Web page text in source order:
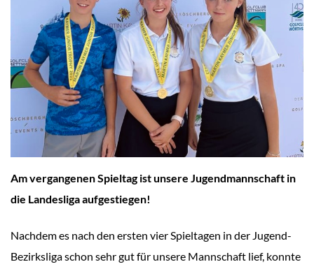
Am vergangenen Spieltag ist unsere Jugendmannschaft in
die Landesliga aufgestiegen!
Nachdem es nach den ersten vier Spieltagen in der Jugend-
Bezirksliga schon sehr gut für unsere Mannschaft lief, konnte